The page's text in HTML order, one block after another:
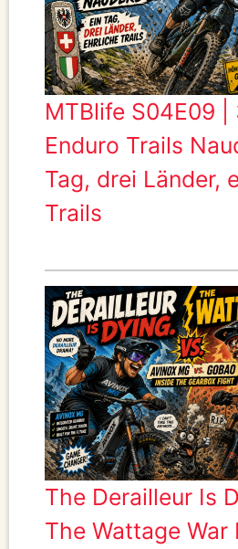
MTBlife S04E09
Enduro Trails
Tag, drei Länder,
Trails
The Derailleur Is
The Wattage War